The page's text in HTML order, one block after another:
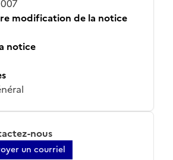
modification de la notice
notice
nous
un courriel